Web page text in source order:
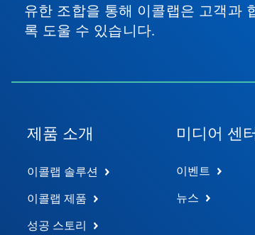
유한 조합을 통해 이콜랩은 고객과
록 도울 수 있습니다.
제품 소개
이콜랩 솔루션
이콜랩 제품
성공 스토리
미디어 센
이벤트
뉴스